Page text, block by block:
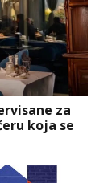
za
koja se